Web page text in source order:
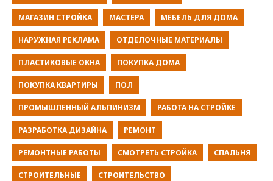
МАГАЗИН СТРОЙКА МАСТЕРА МЕБЕЛЬ ДЛЯ ДОМА
НАРУЖНАЯ РЕКЛАМА ОТДЕЛОЧНЫЕ МАТЕРИАЛЫ
ПЛАСТИКОВЫЕ ОКНА ПОКУПКА ДОМА
ПОКУПКА КВАРТИРЫ ПОЛ
ПРОМЫШЛЕННЫЙ АЛЬПИНИЗМ РАБОТА НА СТРОЙКЕ
РАЗРАБОТКА ДИЗАЙНА РЕМОНТ
РЕМОНТНЫЕ РАБОТЫ СМОТРЕТЬ СТРОЙКА СПАЛЬНЯ
СТРОИТЕЛЬНЫЕ СТРОИТЕЛЬСТВО